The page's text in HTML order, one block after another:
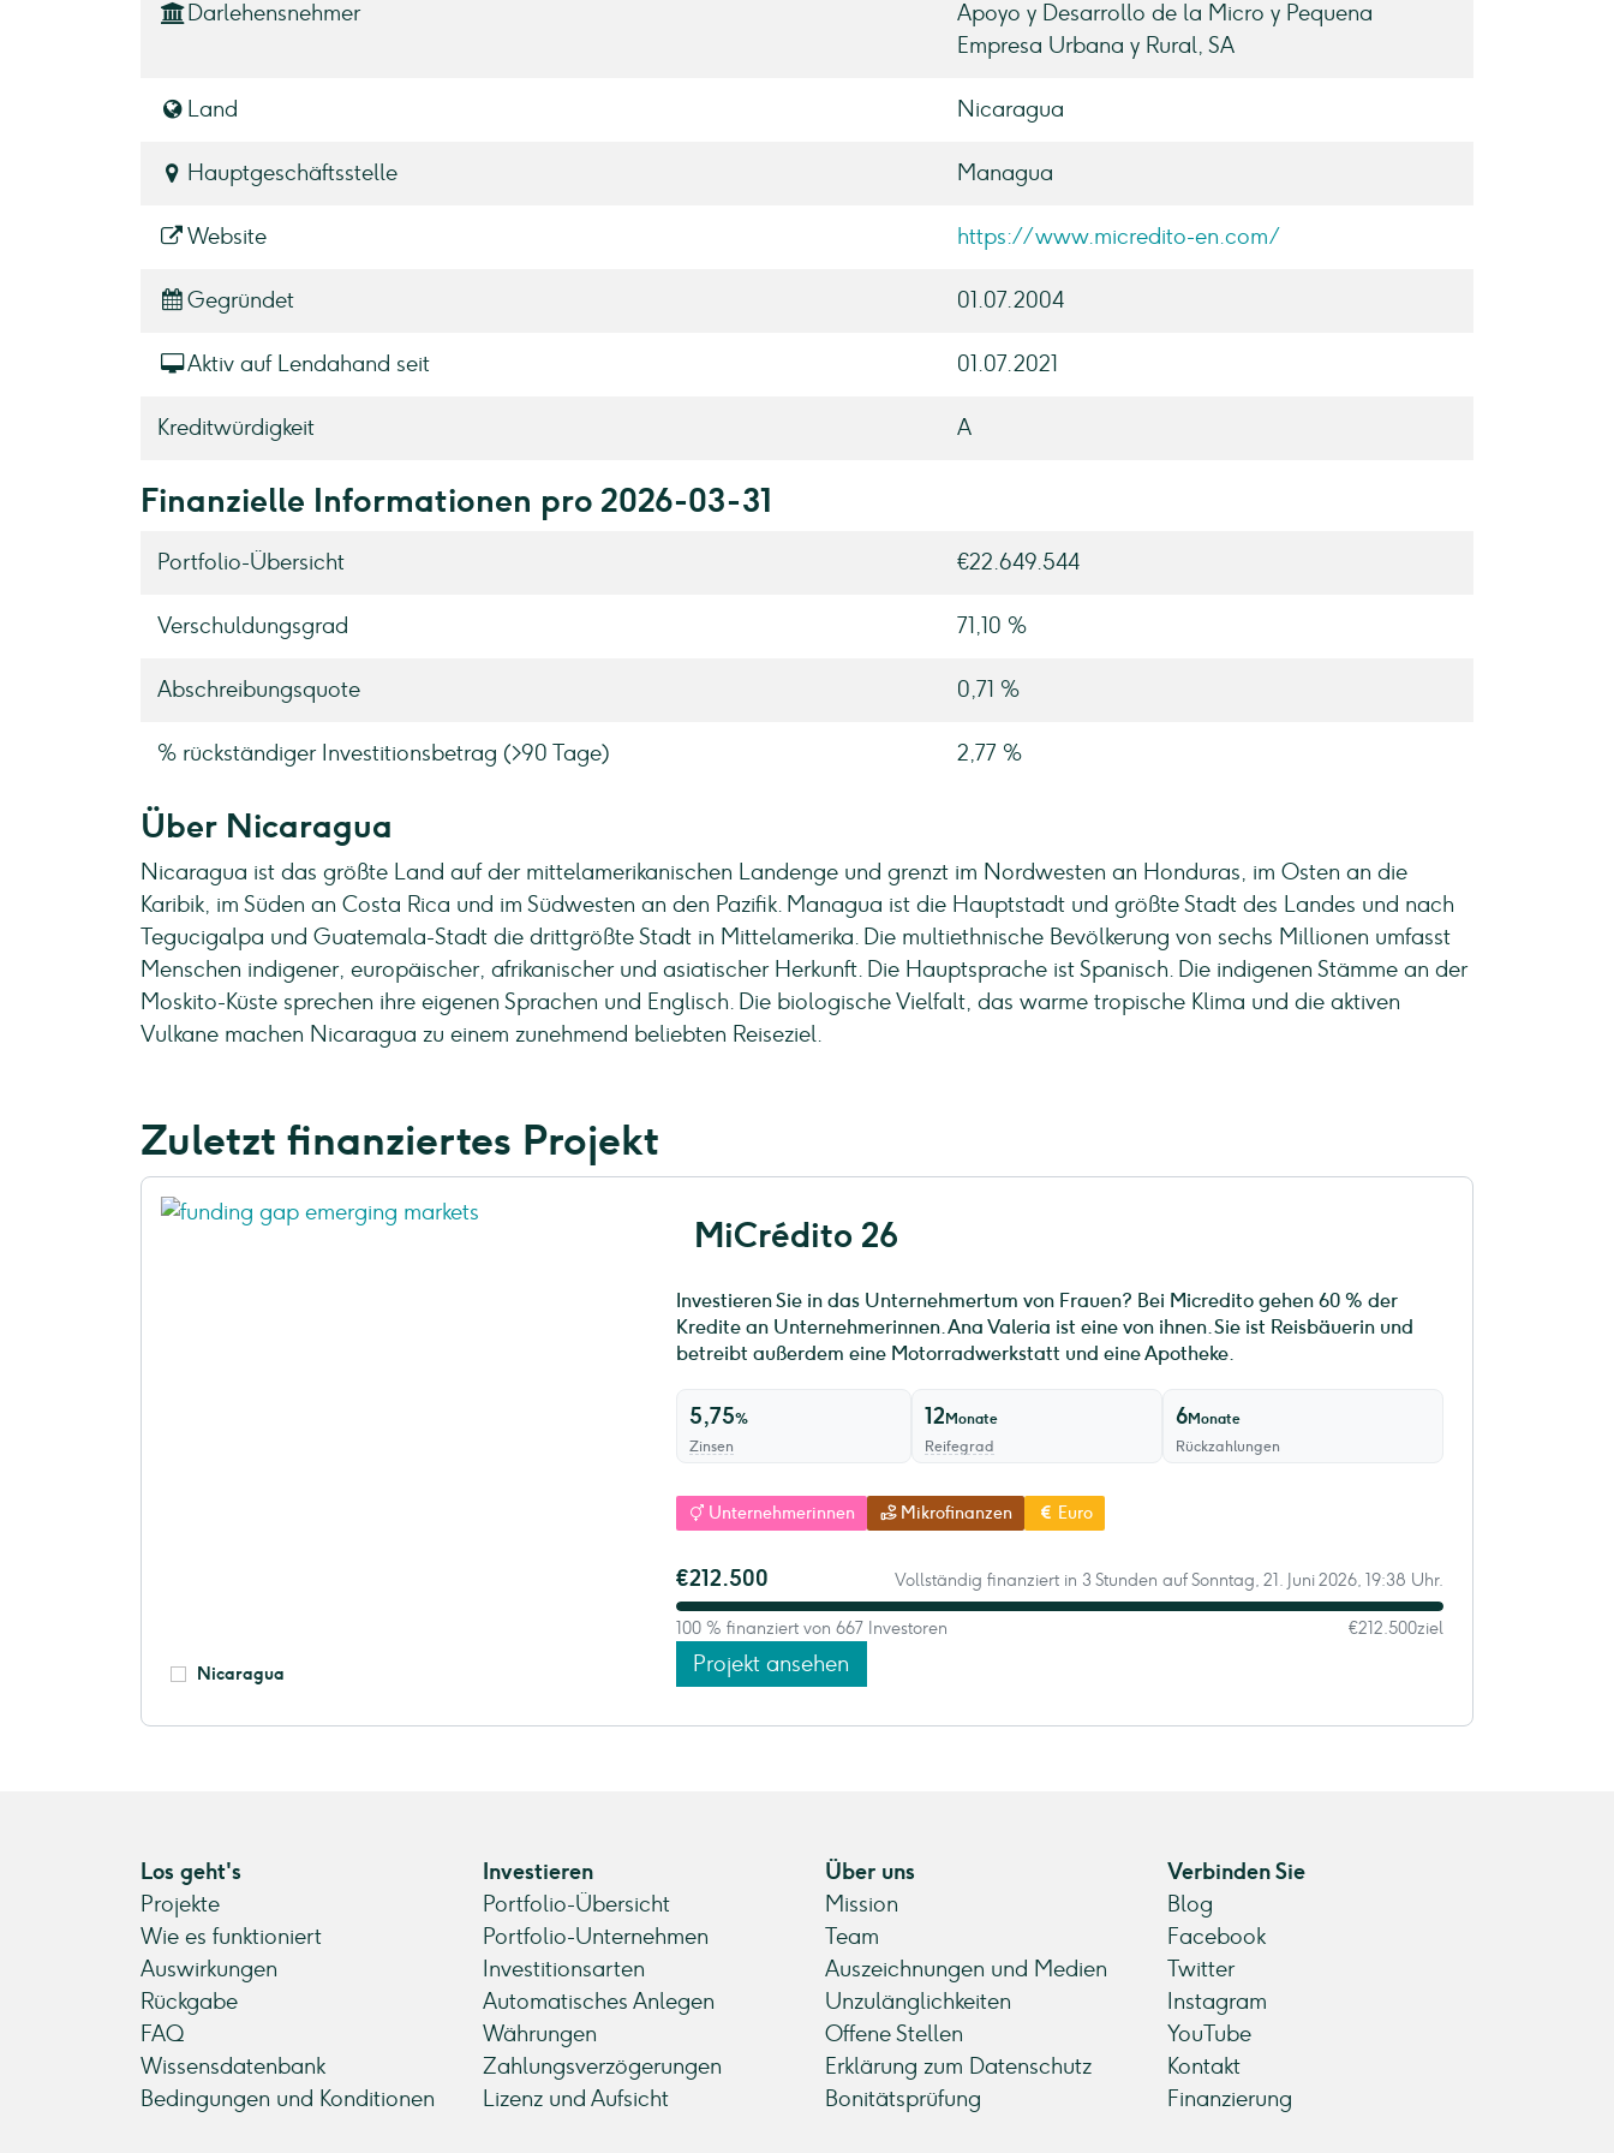
Darlehensnehmer
Apoyo y Desarrollo de la Micro y Pequena
Empresa Urbana y Rural, SA
Land Nicaragua
Hauptgeschäftsstelle Managua
Website https://www.micredito-en.com/
Gegründet 01.07.2004
Aktiv auf Lendahand seit 01.07.2021
Kreditwürdigkeit A
Finanzielle Informationen pro 2026-03-31
Portfolio-Übersicht €22.649.544
Verschuldungsgrad 71,10 %
Abschreibungsquote 0,71 %
% rückständiger Investitionsbetrag (>90 Tage) 2,77 %
Über Nicaragua
Nicaragua ist das größte Land auf der mittelamerikanischen Landenge und grenzt im Nordwesten an Honduras, im Osten an die
Karibik, im Süden an Costa Rica und im Südwesten an den Pazifik. Managua ist die Hauptstadt und größte Stadt des Landes und nach
Tegucigalpa und Guatemala-Stadt die drittgrößte Stadt in Mittelamerika. Die multiethnische Bevölkerung von sechs Millionen umfasst
Menschen indigener, europäischer, afrikanischer und asiatischer Herkunft. Die Hauptsprache ist Spanisch. Die indigenen Stämme an der
Moskito-Küste sprechen ihre eigenen Sprachen und Englisch. Die biologische Vielfalt, das warme tropische Klima und die aktiven
Vulkane machen Nicaragua zu einem zunehmend beliebten Reiseziel.
Zuletzt finanziertes Projekt
Nicaragua
MiCrédito 26
Investieren Sie in das Unternehmertum von Frauen? Bei Micredito gehen 60 % der
Kredite an Unternehmerinnen. Ana Valeria ist eine von ihnen. Sie ist Reisbäuerin und
betreibt außerdem eine Motorradwerkstatt und eine Apotheke.
5,75%
Zinsen
12 Monate
Reifegrad
6Monate
Rückzahlungen
Unternehmerinnen Mikrofinanzen Euro
€212.500 Vollständig finanziert in 3 Stunden auf Sonntag, 21. Juni 2026, 19:38 Uhr.
100 % finanziert von 667 Investoren €212.500ziel
Projekt ansehen
Los geht's
Projekte
Wie es funktioniert
Auswirkungen
Rückgabe
FAQ
Wissensdatenbank
Bedingungen und Konditionen
Investieren
Portfolio-Übersicht
Portfolio-Unternehmen
Investitionsarten
Automatisches Anlegen
Währungen
Zahlungsverzögerungen
Lizenz und Aufsicht
Über uns
Mission
Team
Auszeichnungen und Medien
Unzulänglichkeiten
Offene Stellen
Erklärung zum Datenschutz
Bonitätsprüfung
Verbinden Sie
Blog
Facebook
Twitter
Instagram
YouTube
Kontakt
Finanzierung